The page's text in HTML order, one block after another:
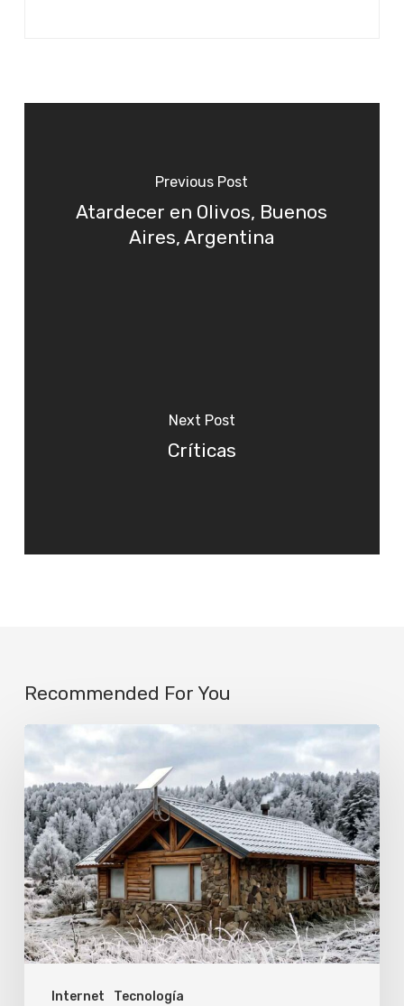
Previous Post
Atardecer en Olivos, Buenos
Aires, Argentina
Next Post
Críticas
Recommended For You
Internet Tecnología
evitar
que
el
frío
corte
tu
conexión
de
Starlink